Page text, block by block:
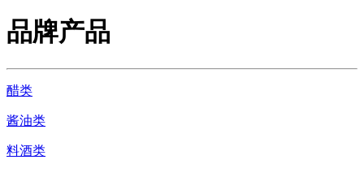
品牌产品
醋类
酱油类
料酒类